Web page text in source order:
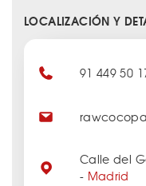
LOCALIZACIÓN Y
91 449 50
Calle del
- Madrid